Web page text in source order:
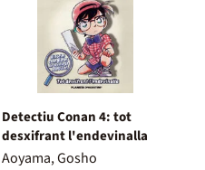
Detectiu Conan 4: tot
desxifrant l'endevinalla
Aoyama, Gosho